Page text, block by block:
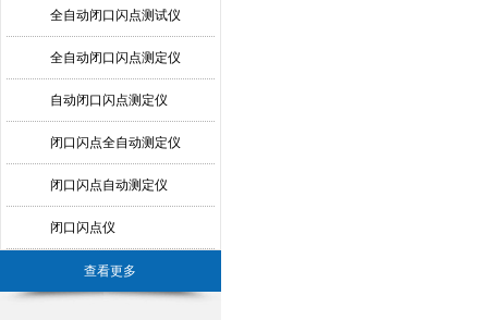
全自动闭口闪点测试仪
全自动闭口闪点测定仪
自动闭口闪点测定仪
闭口闪点全自动测定仪
闭口闪点自动测定仪
闭口闪点仪
查看更多